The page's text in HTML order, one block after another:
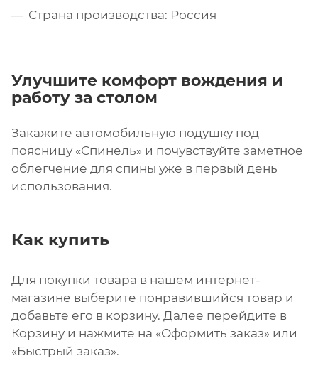
Страна производства: Россия
Улучшите комфорт вождения и
работу за столом
Закажите автомобильную подушку под
поясницу «Спинель» и почувствуйте заметное
облегчение для спины уже в первый день
использования.
Как купить
Для покупки товара в нашем интернет-
магазине выберите понравившийся товар и
добавьте его в корзину. Далее перейдите в
Корзину и нажмите на «Оформить заказ» или
«Быстрый заказ».